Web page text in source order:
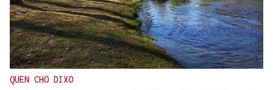
QUEN CHO DIXO